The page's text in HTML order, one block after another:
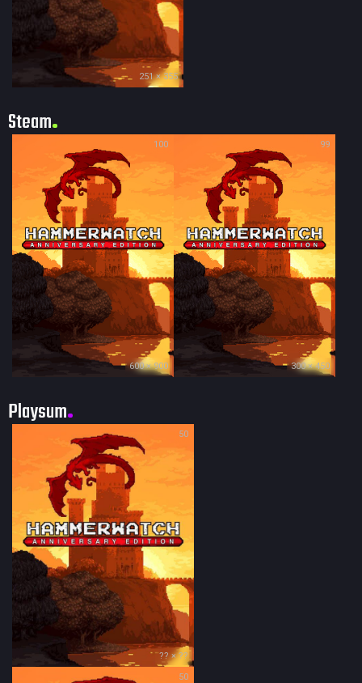
251 × 355
Steam
100
600 × 900
99
300 × 450
Playsum
50
?? × ??
50